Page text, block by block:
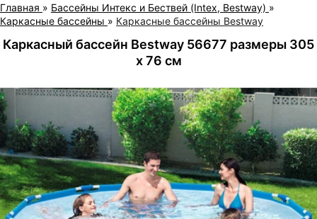
Главная » Бассейны Интекс и Бествей (Intex, Bestway) »
Каркасные бассейны » Каркасные бассейны Bestway
Каркасный бассейн Bestway 56677 размеры 305
х 76 см